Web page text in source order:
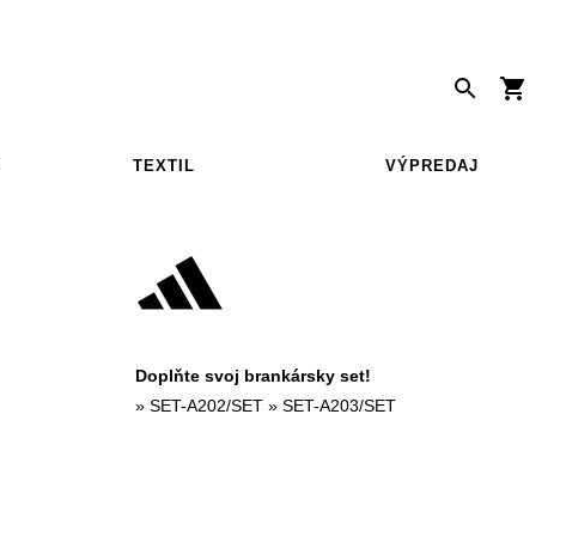
TEXTIL VÝPREDAJ
Doplňte svoj brankársky set!
» SET-A202/SET » SET-A203/SET